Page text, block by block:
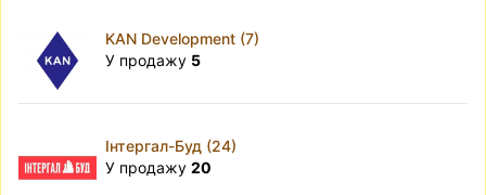
KAN Development (7)
У продажу 5
Інтергал-Буд (24)
У продажу 20